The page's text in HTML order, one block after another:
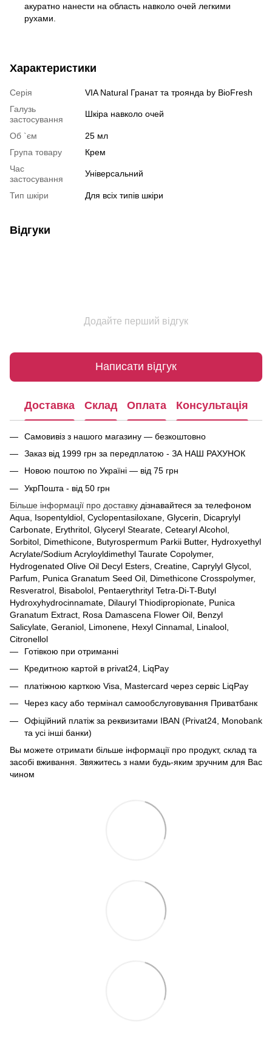
акуратно нанести на область навколо очей легкими
рухами.
Характеристики
Серія
VIA Natural Гранат та троянда by BioFresh
Галузь
застосування
Шкіра навколо очей
Об `єм
25 мл
Група товару
Крем
Час
застосування
Універсальний
Тип шкіри Для всіх типів шкіри
Відгуки
Додайте перший відгук
Написати відгук
Доставка Склад Оплата Консультація
Самовивіз з нашого магазину — безкоштовно
Заказ від 1999 грн за передплатою - ЗА НАШ РАХУНОК
Новою поштою по Україні — від 75 грн
УкрПошта - від 50 грн
Більше інформації про доставку дізнавайтеся за телефоном
Aqua, Isopentyldiol, Cyclopentasiloxane, Glycerin, Dicaprylyl
Carbonate, Erythritol, Glyceryl Stearate, Cetearyl Alcohol,
Sorbitol, Dimethicone, Butyrospermum Parkii Butter, Hydroxyethyl
Acrylate/Sodium Acryloyldimethyl Taurate Copolymer,
Hydrogenated Olive Oil Decyl Esters, Creatine, Caprylyl Glycol,
Parfum, Punica Granatum Seed Oil, Dimethicone Crosspolymer,
Resveratrol, Bisabolol, Pentaerythrityl Tetra-Di-T-Butyl
Hydroxyhydrocinnamate, Dilauryl Thiodipropionate, Punica
Granatum Extract, Rosa Damascena Flower Oil, Benzyl
Salicylate, Geraniol, Limonene, Hexyl Cinnamal, Linalool,
Citronellol
Готівкою при отриманні
Кредитною картой в privat24, LiqPay
платіжною карткою Visa, Mastercard через сервіс LiqPay
Через касу або термінал самообслуговування Приватбанк
Офіційний платіж за реквизитами IBAN (Privat24, Monobank
та усі інші банки)
Вы можете отримати більше інформації про продукт, склад та
засобі вживання. Звяжитесь з нами будь-яким зручним для Вас
чином